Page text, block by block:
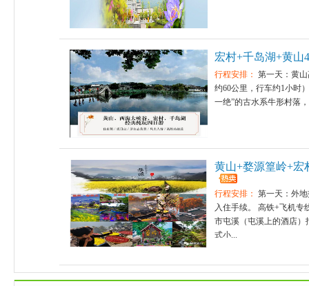
宏村+千岛湖+黄山
行程安排： 第一天：黄
约60公里，行车约1小时
一绝”的古水系牛形村落
黄山+婺源篁岭+宏
行程安排： 第一天：外
入住手续。 高铁+飞机专
市屯溪（屯溪上的酒店
式小...